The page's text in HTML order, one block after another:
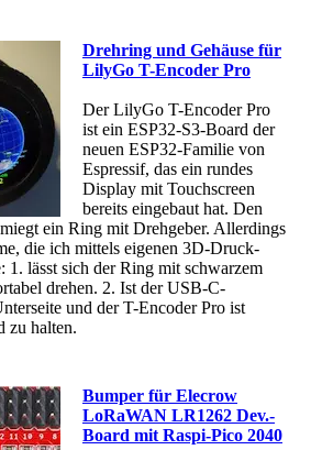
Drehring und Gehäuse für
LilyGo T-Encoder Pro
Der LilyGo T-Encoder Pro
ist ein ESP32-S3-Board der
neuen ESP32-Familie von
Espressif, das ein rundes
Display mit Touchscreen
bereits eingebaut hat. Den
ein Ring mit Drehgeber. Allerdings
die ich mittels eigenen 3D-Druck-
1. lässt sich der Ring mit schwarzem
drehen. 2. Ist der USB-C-
und der T-Encoder Pro ist
zu halten.
Bumper für Elecrow
LoRaWAN LR1262 Dev.-
Board mit Raspi-Pico 2040